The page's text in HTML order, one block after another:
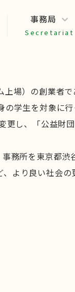
事務局
Secretariat
場）の創業者
学生を対象に
し、「公益財
務所を東京都
より良い社会